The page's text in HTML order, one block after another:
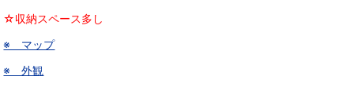
☆収納スペース多し
※ マップ
※ 外観